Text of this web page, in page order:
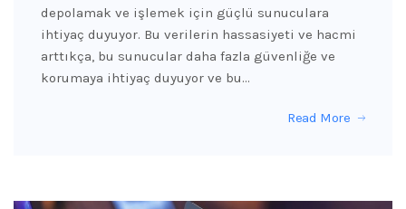
depolamak ve işlemek için güçlü sunuculara
ihtiyaç duyuyor. Bu verilerin hassasiyeti ve hacmi
arttıkça, bu sunucular daha fazla güvenliğe ve
korumaya ihtiyaç duyuyor ve bu…
Read More